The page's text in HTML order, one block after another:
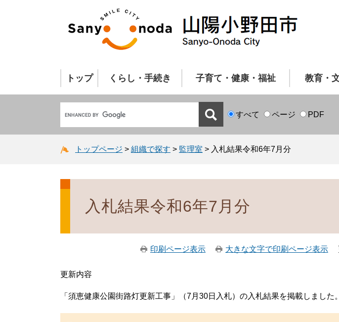
トップ くらし・手続き 子育て・健康・福祉 教育・
すべて ページ PDF
トップページ > 組織で探す > 監理室 > 入札結果令和6年7月分
入札結果令和6年7月分
印刷ページ表示 大きな文字で印刷ページ表示
更新内容
「須恵健康公園街路灯更新工事」（7月30日入札）の入札結果を掲載しました。